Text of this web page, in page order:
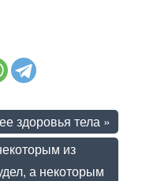
здоровья тела »
из
а некоторым